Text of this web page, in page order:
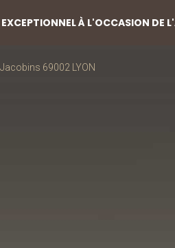
69002 LYON
À L'OCCASION DE